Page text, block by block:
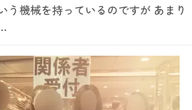
う機械を持っているのですが あまり